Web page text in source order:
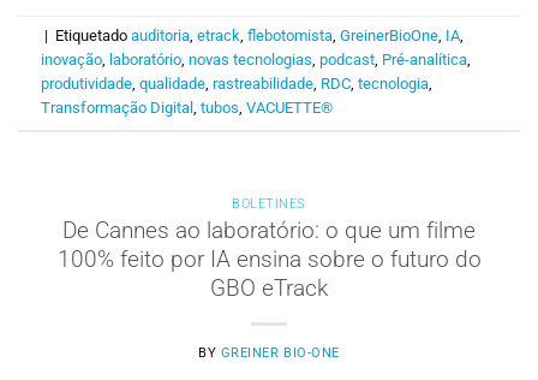
| Etiquetadoauditoria,etrack,flebotomista,GreinerBioOne, IA,
inovação, laboratório,novas tecnologias,podcast, Pré-analítica,
produtividade,qualidade,rastreabilidade, RDC,tecnologia,
Transformação Digital,tubos,VACUETTE®
BOLETINES
De Cannes ao laboratório: o que um filme
100% feito por IA ensina sobre o futuro do
GBO eTrack
BY GREINER BIO-ONE